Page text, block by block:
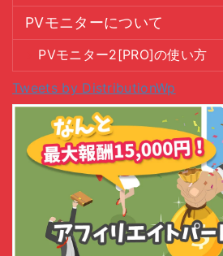
PVモニターについて
PVモニター2[PRO]の使い方
Tweets by DistributionWp